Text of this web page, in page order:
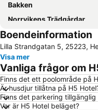
Bakken
Norrvikens Trädgårdar
Hovs Hallar
Ströget
Vesterbro
Rådhusplatsen
Louisiana
Knutpunkten
Boendeinformation
Lilla Strandgatan 5, 25223,
Visa mer
Vanliga frågor om
Finns det ett poolområde på
Är husdjur tillåtna på H5
Finns det parkering tillgänglig
Var är H5 Hotel beläget?